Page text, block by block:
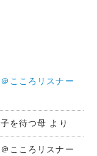
こころリスナー
を待つ母 より
こころリスナー